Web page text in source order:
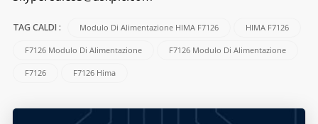
TAG CALDI : Modulo Di Alimentazione HIMA F7126 HIMA F7126
F7126 Modulo Di Alimentazione F7126 Modulo Di Alimentazione
F7126 F7126 Hima